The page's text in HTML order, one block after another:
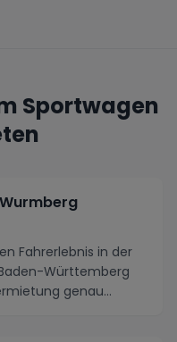
Sportwagen
Fahrerlebnis in der
Württemberg
genau